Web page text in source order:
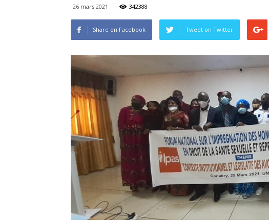
26 mars 2021 342388
Share on Facebook Tweet on Twitter